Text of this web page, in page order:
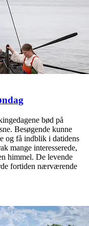
bød på
Besøgende kunne
og få indblik i datidens
mange interesserede,
himmel. De levende
fortiden nærværende